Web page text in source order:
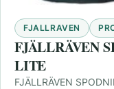
FJALLRAVEN
FJÄLLRÄVEN
LITE
FJÄLLRÄVEN